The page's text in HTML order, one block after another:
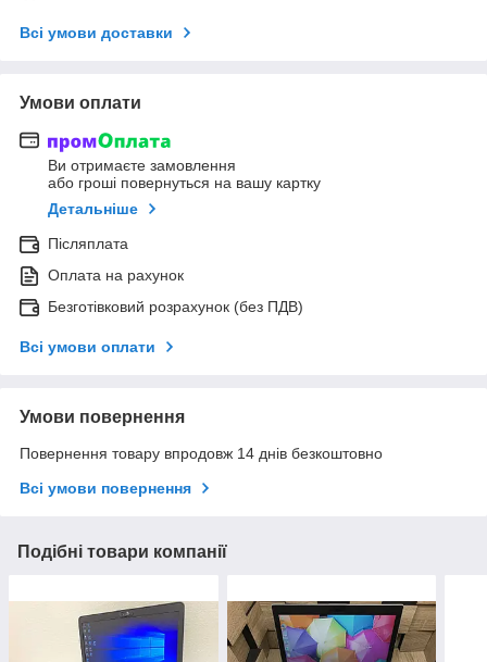
Всі умови доставки
Умови оплати
Ви отримаєте замовлення
або гроші повернуться на вашу картку
Детальніше
Післяплата
Оплата на рахунок
Безготівковий розрахунок (без ПДВ)
Всі умови оплати
Умови повернення
Повернення товару впродовж 14 днів безкоштовно
Всі умови повернення
Подібні товари компанії